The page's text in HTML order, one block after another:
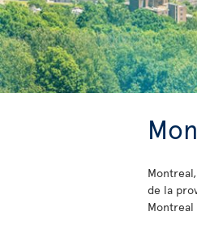
de la
Montreal